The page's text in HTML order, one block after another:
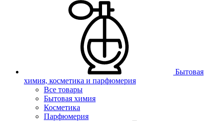
Бытовая
химия, косметика и парфюмерия
Все товары
Бытовая химия
Косметика
Парфюмерия